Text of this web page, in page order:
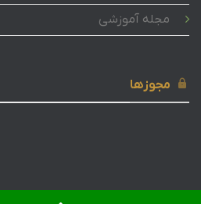
مجله آموزشی
مجوزها